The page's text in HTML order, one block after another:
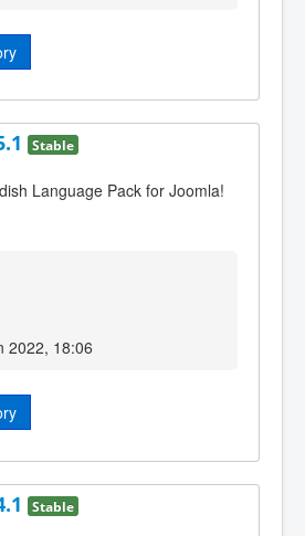
Stable
Language Pack for Joomla!
2022, 18:06
Stable